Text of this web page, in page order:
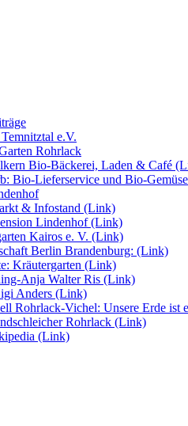
e.V.
Rohrlack
Bio-Bäckerei, Laden & Café
Bio-Lieferservice und Bio-
& Infostand (Link)
Lindenhof (Link)
Kairos e. V. (Link)
Berlin Brandenburg: (Link)
Kräutergarten (Link)
Anja Walter Ris (Link)
Anders (Link)
Rohrlack-Vichel: Unsere Erde ist
Rohrlack (Link)
(Link)